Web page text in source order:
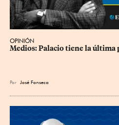
OPINIÓN
Medios: Palacio tiene la última
Por José Fonseca